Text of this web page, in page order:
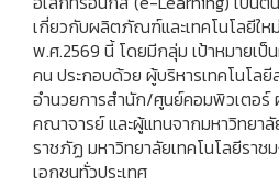
เกี่ยวกับผลิตภัณฑ์และเทคโนโลยีให
พ.ศ.2569 นี้ โดยมีกลุ่ม เป้าหมายเป็
คน ประกอบด้วย ผู้บริหารเทคโนโล
อำนวยการสำนัก/ศูนย์คอมพิวเตอร์
คณาจารย์ และผู้แทนจากมหาวิทยา
ราชภัฏ มหาวิทยาลัยเทคโนโลยีราช
เอกชนทั่วประเทศ